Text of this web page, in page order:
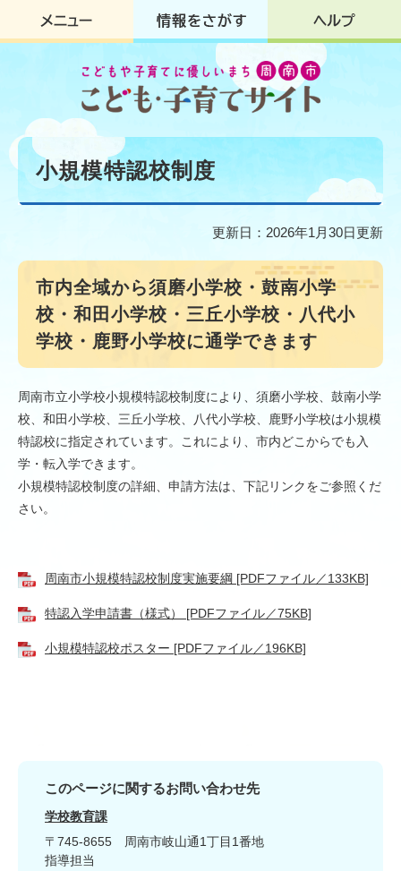
ジ
す
。
ュ
し
て
本
小規模特認校制度
更新日：2026年1月30日更新
市内全域から須磨小学校・鼓南小学
校・和田小学校・三丘小学校・八代小
学校・鹿野小学校に通学できます
周南市立小学校小規模特認校制度により、須磨小学校、鼓南小学
校、和田小学校、三丘小学校、八代小学校、鹿野小学校は小規模
特認校に指定されています。これにより、市内どこからでも入
学・転入学できます。
小規模特認校制度の詳細、申請方法は、下記リンクをご参照くだ
さい。
周南市小規模特認校制度実施要綱 [PDFファイル／133KB]
特認入学申請書（様式） [PDFファイル／75KB]
小規模特認校ポスター [PDFファイル／196KB]
このページに関するお問い合わせ先
学校教育課
〒745-8655
周南市岐山通1丁目1番地
指導担当